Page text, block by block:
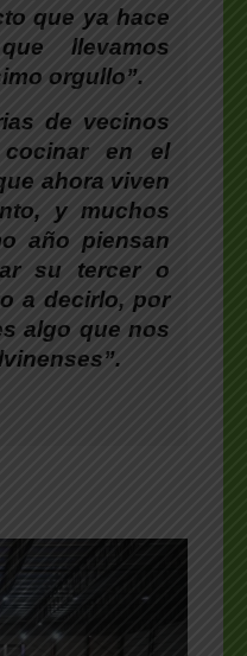
que ya hace
llevamos
orgullo”.
de vecinos
en el
ahora viven
y muchos
año piensan
su tercer o
a decirlo, por
algo que nos
”.